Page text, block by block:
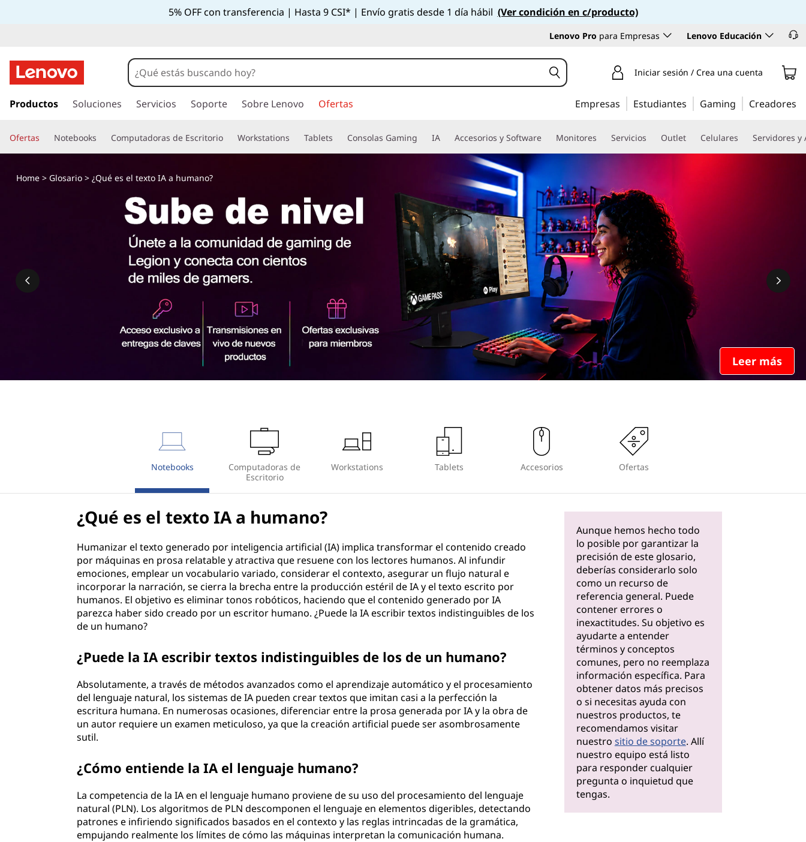
5% OFF con transferencia | Hasta 9 CSI* | Envío gratis desde 1 día hábil (Ver condición en c/producto)
Lenovo Pro para Empresas Lenovo Educación
r
c
o
Iniciar sesión / Crea una cuenta
Productos Soluciones Servicios Soporte Sobre Lenovo Ofertas Empresas Estudiantes Gaming Creadores
Ofertas Notebooks Computadoras de Escritorio Workstations Tablets Consolas Gaming IA Accesorios y Software Monitores Servicios Outlet Celulares Servidores y
Leer más
Home> Glosario> ¿Qué es el texto IA a humano?
Notebooks
Computadoras de
Escritorio
Workstations Tablets Accesorios Ofertas
¿Qué es el texto IA a humano?
Humanizar el texto generado por inteligencia artificial (IA) implica transformar el contenido creado
por máquinas en prosa relatable y atractiva que resuene con los lectores humanos. Al infundir
emociones, emplear un vocabulario variado, considerar el contexto, asegurar un flujo natural e
incorporar la narración, se cierra la brecha entre la producción estéril de IA y el texto escrito por
humanos. El objetivo es eliminar tonos robóticos, haciendo que el contenido generado por IA
parezca haber sido creado por un escritor humano. ¿Puede la IA escribir textos indistinguibles de los
de un humano?
¿Puede la IA escribir textos indistinguibles de los de un humano?
Absolutamente, a través de métodos avanzados como el aprendizaje automático y el procesamiento
del lenguaje natural, los sistemas de IA pueden crear textos que imitan casi a la perfección la
escritura humana. En numerosas ocasiones, diferenciar entre la prosa generada por IA y la obra de
un autor requiere un examen meticuloso, ya que la creación artificial puede ser asombrosamente
sutil.
¿Cómo entiende la IA el lenguaje humano?
La competencia de la IA en el lenguaje humano proviene de su uso del procesamiento del lenguaje
natural (PLN). Los algoritmos de PLN descomponen el lenguaje en elementos digeribles, detectando
patrones e infiriendo significados basados en el contexto y las reglas intrincadas de la gramática,
empujando realmente los límites de cómo las máquinas interpretan la comunicación humana.
Aunque hemos hecho todo
lo posible por garantizar la
precisión de este glosario,
deberías considerarlo solo
como un recurso de
referencia general. Puede
contener errores o
inexactitudes. Su objetivo es
ayudarte a entender
términos y conceptos
comunes, pero no reemplaza
información específica. Para
obtener datos más precisos
o si necesitas ayuda con
nuestros productos, te
recomendamos visitar
nuestro sitio de soporte. Allí
nuestro equipo está listo
para responder cualquier
pregunta o inquietud que
tengas.